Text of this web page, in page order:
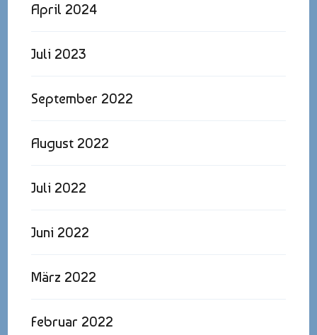
April 2024
Juli 2023
September 2022
August 2022
Juli 2022
Juni 2022
März 2022
Februar 2022